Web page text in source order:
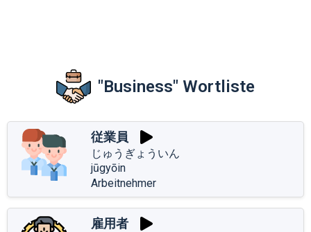
"Business" Wortliste
従業員
じゅうぎょういん
jūgyōin
Arbeitnehmer
雇用者